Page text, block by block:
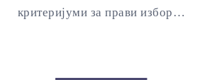
критеријуми за прави избор…